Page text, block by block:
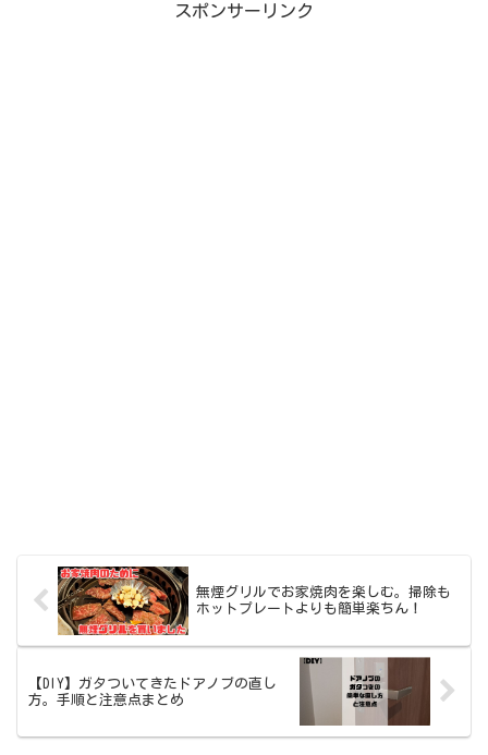
スポンサーリンク
無煙グリルでお家焼肉を楽しむ。掃除も
ホットプレートよりも簡単楽ちん！
【DIY】ガタついてきたドアノブの直し
方。手順と注意点まとめ